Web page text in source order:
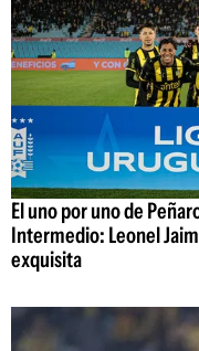
El uno por uno de
Intermedio: Leonel
exquisita